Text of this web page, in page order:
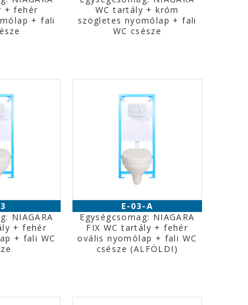
+ fehér
+ fali
WC tartály + króm
szögletes nyomólap + fali
WC csésze
NIAGARA
+ fehér
+ fali WC
E-03-A
Egységcsomag: NIAGARA
FIX WC tartály + fehér
ovális nyomólap + fali WC
csésze (ALFÖLDI)